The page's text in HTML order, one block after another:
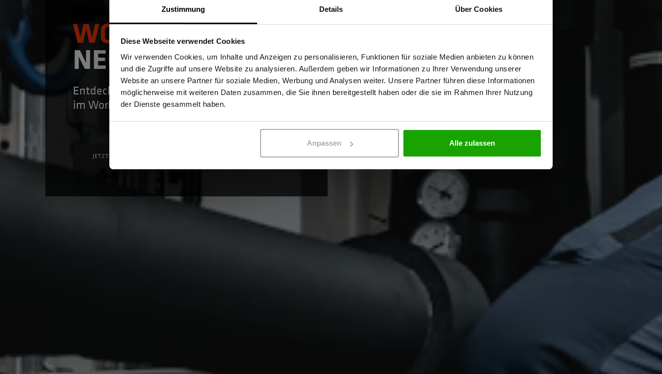
Zustimmung Details Über Cookies
Diese Webseite verwendet Cookies
Wir verwenden Cookies, um Inhalte und Anzeigen zu personalisieren, Funktionen für soziale Medien anbieten zu können
und die Zugriffe auf unsere Website zu analysieren. Außerdem geben wir Informationen zu Ihrer Verwendung unserer
Website an unsere Partner für soziale Medien, Werbung und Analysen weiter. Unsere Partner führen diese Informationen
möglicherweise mit weiteren Daten zusammen, die Sie ihnen bereitgestellt haben oder die sie im Rahmen Ihrer Nutzung
der Dienste gesammelt haben.
Anpassen Alle zulassen
WORKWEAR
NEU GEDACHT
Entdecken Sie die gesamte Kollektion
im Workbook
JETZT ANSEHEN
Sind Sie Gewerbetreibender?
Ich bestätige, dass ich Gewerbetreibender bin. Alle Preise werden netto ausgewiesen.
GEWERBETREIBENDER PRIVATPERSON